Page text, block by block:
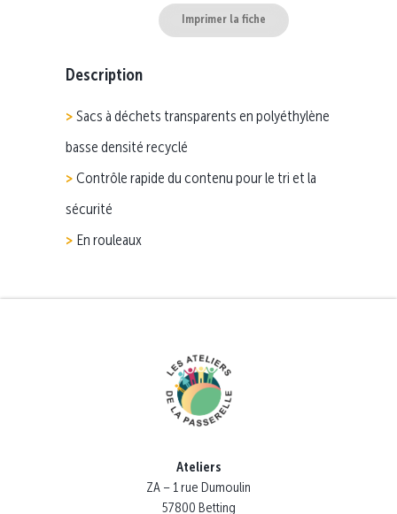
Imprimer la fiche
Description
Sacs à déchets transparents en polyéthylène
basse densité recyclé
Contrôle rapide du contenu pour le tri et la
sécurité
En rouleaux
Ateliers
ZA – 1 rue Dumoulin
57800 Betting